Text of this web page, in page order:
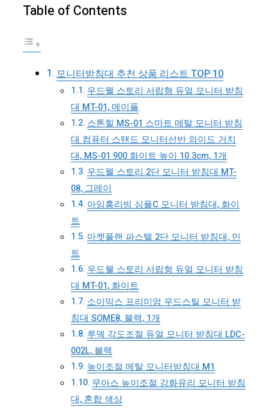
Table of Contents
모니터받침대 추천 상품 리스트 TOP 10
우드웰 스토리 서랍형 듀얼 모니터 받침
대 MT-01, 메이플
스톤힐 MS-01 스마트 메탈 모니터 받침
대 컴퓨터 스탠드 모니터선반 와이드 거치
대, MS-01 900 화이트 높이 10.3cm, 1개
우드웰 스토리 2단 모니터 받침대 MT-
08, 그레이
아임홈리빙 심플C 모니터 받침대, 화이
트
마켓플랜 파스텔 2단 모니터 받침대, 민
트
우드웰 스토리 서랍형 듀얼 모니터 받침
대 MT-01, 화이트
소이믹스 프리미엄 우드스틸 모니터 받
침대 SOME8, 블랙, 1개
루덱 각도조절 듀얼 모니터 받침대 LDC-
002L, 블랙
높이조절 메탈 모니터받침대 M1
무아스 높이조절 강화유리 모니터 받침
대, 혼합 색상